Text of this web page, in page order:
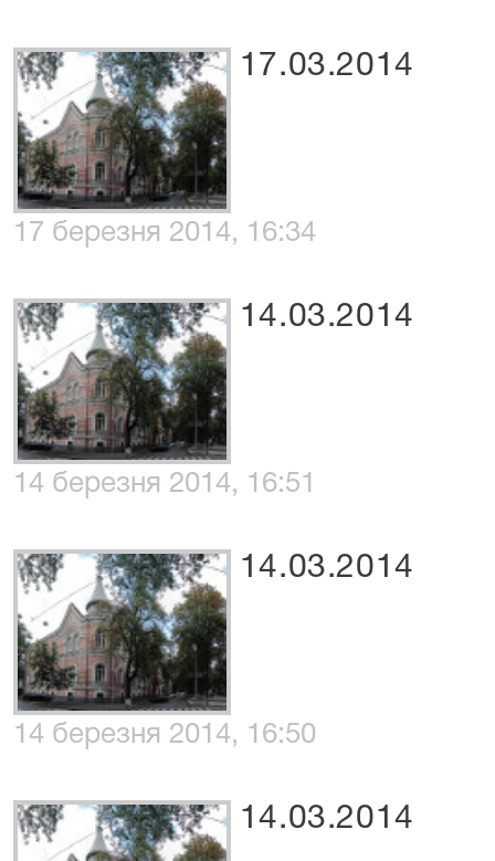
17.03.2014
17 березня 2014, 16:34
14.03.2014
14 березня 2014, 16:51
14.03.2014
14 березня 2014, 16:50
14.03.2014